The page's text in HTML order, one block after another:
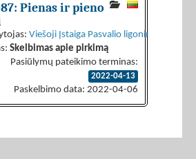
Pienas ir pieno
Viešoji Įstaiga Pasvalio ligoninė
Skelbimas apie pirkimą
Pasiūlymų pateikimo terminas:
2022-04-13
Paskelbimo data: 2022-04-06